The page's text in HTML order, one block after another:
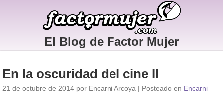
El Blog de Factor Mujer
En la oscuridad del cine II
21 de octubre de 2014 por Encarni Arcoya | Posteado en Encarni